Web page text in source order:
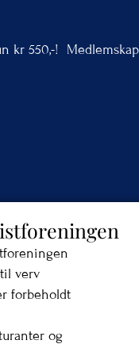
kr 550,-!
verv
forbeholdt
og